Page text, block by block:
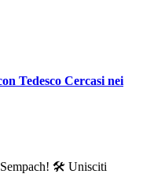
Tedesco Cercasi nei